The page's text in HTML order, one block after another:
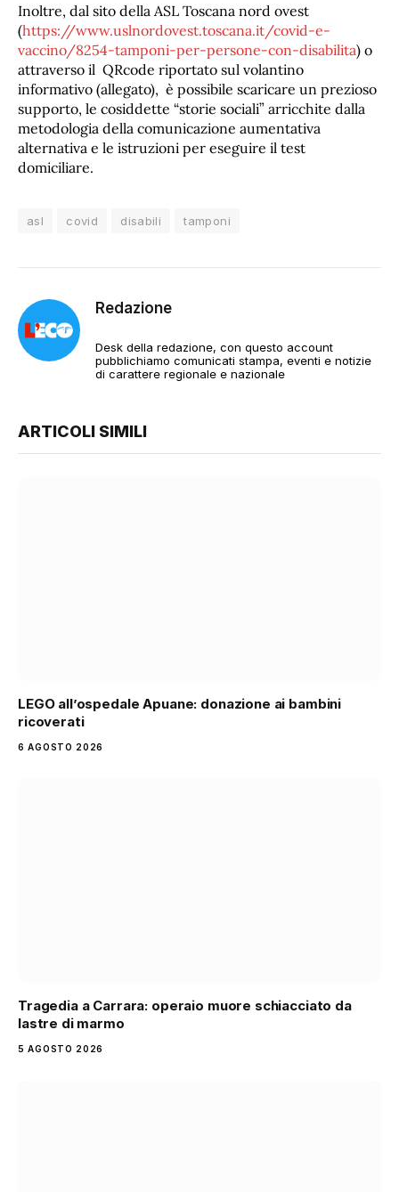
Inoltre, dal sito della ASL Toscana nord ovest
(https://www.uslnordovest.toscana.it/covid-e-
vaccino/8254-tamponi-per-persone-con-disabilita) o
attraverso il QRcode riportato sul volantino
informativo (allegato), è possibile scaricare un prezioso
supporto, le cosiddette “storie sociali” arricchite dalla
metodologia della comunicazione aumentativa
alternativa e le istruzioni per eseguire il test
domiciliare.
asl covid disabili tamponi
Redazione
Desk della redazione, con questo account
pubblichiamo comunicati stampa, eventi e notizie
di carattere regionale e nazionale
ARTICOLI SIMILI
LEGO all’ospedale Apuane: donazione ai bambini
ricoverati
6 AGOSTO 2026
Tragedia a Carrara: operaio muore schiacciato da
lastre di marmo
5 AGOSTO 2026